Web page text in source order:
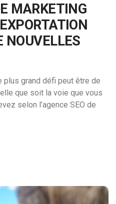
MARKETING
NOUVELLES
plus grand défi peut être de
que soit la voie que vous
selon l’agence SEO de